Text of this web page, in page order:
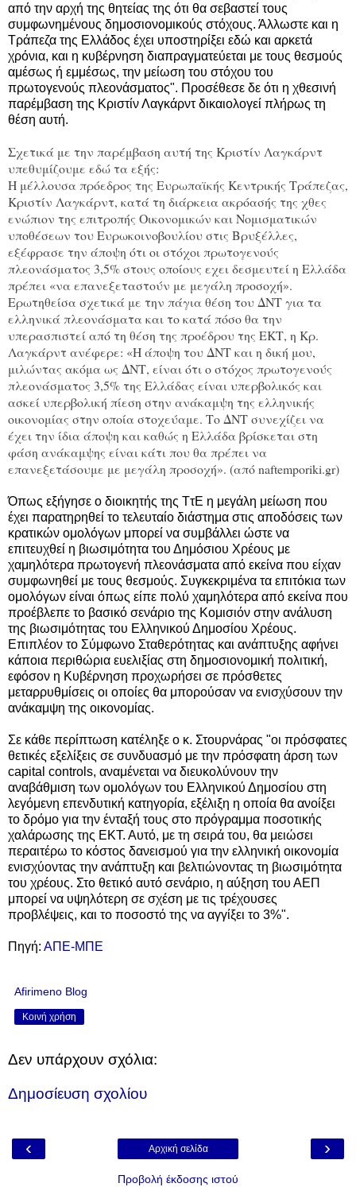
από την αρχή της θητείας της ότι θα σεβαστεί τους
συμφωνημένους δημοσιονομικούς στόχους. Άλλωστε και η
Τράπεζα της Ελλάδος έχει υποστηρίξει εδώ και αρκετά
χρόνια, και η κυβέρνηση διαπραγματεύεται με τους θεσμούς
αμέσως ή εμμέσως, την μείωση του στόχου του
πρωτογενούς πλεονάσματος". Προσέθεσε δε ότι η χθεσινή
παρέμβαση της Κριστίν Λαγκάρντ δικαιολογεί πλήρως τη
θέση αυτή.
Σχετικά με την παρέμβαση αυτή της Κριστίν Λαγκάρντ
υπεθυμίζουμε εδώ τα εξής:
Η μέλλουσα πρόεδρος της Ευρωπαϊκής Κεντρικής Τράπεζας,
Κριστίν Λαγκάρντ, κατά τη διάρκεια ακρόασής της χθες
ενώπιον της επιτροπής Οικονομικών και Νομισματικών
υποθέσεων του Ευρωκοινοβουλίου στις Βρυξέλλες,
εξέφρασε την άποψη ότι οι στόχοι πρωτογενούς
πλεονάσματος 3,5% στους οποίους εχει δεσμευτεί η Ελλάδα
πρέπει «να επανεξεταστούν με μεγάλη προσοχή».
Ερωτηθείσα σχετικά με την πάγια θέση του ΔΝΤ για τα
ελληνικά πλεονάσματα και το κατά πόσο θα την
υπερασπιστεί από τη θέση της προέδρου της ΕΚΤ, η Κρ.
Λαγκάρντ ανέφερε: «Η άποψη του ΔΝΤ και η δική μου,
μιλώντας ακόμα ως ΔΝΤ, είναι ότι ο στόχος πρωτογενούς
πλεονάσματος 3,5% της Ελλάδας είναι υπερβολικός και
ασκεί υπερβολική πίεση στην ανάκαμψη της ελληνικής
οικονομίας στην οποία στοχεύαμε. Το ΔΝΤ συνεχίζει να
έχει την ίδια άποψη και καθώς η Ελλάδα βρίσκεται στη
φάση ανάκαμψης είναι κάτι που θα πρέπει να
επανεξετάσουμε με μεγάλη προσοχή». (από naftemporiki.gr)
Όπως εξήγησε ο διοικητής της ΤτΕ η μεγάλη μείωση που
έχει παρατηρηθεί το τελευταίο διάστημα στις αποδόσεις των
κρατικών ομολόγων μπορεί να συμβάλλει ώστε να
επιτευχθεί η βιωσιμότητα του Δημόσιου Χρέους με
χαμηλότερα πρωτογενή πλεονάσματα από εκείνα που είχαν
συμφωνηθεί με τους θεσμούς. Συγκεκριμένα τα επιτόκια των
ομολόγων είναι όπως είπε πολύ χαμηλότερα από εκείνα που
προέβλεπε το βασικό σενάριο της Κομισιόν στην ανάλυση
της βιωσιμότητας του Ελληνικού Δημοσίου Χρέους.
Επιπλέον το Σύμφωνο Σταθερότητας και ανάπτυξης αφήνει
κάποια περιθώρια ευελιξίας στη δημοσιονομική πολιτική,
εφόσον η Κυβέρνηση προχωρήσει σε πρόσθετες
μεταρρυθμίσεις οι οποίες θα μπορούσαν να ενισχύσουν την
ανάκαμψη της οικονομίας.
Σε κάθε περίπτωση κατέληξε ο κ. Στουρνάρας "οι πρόσφατες
θετικές εξελίξεις σε συνδυασμό με την πρόσφατη άρση των
capital controls, αναμένεται να διευκολύνουν την
αναβάθμιση των ομολόγων του Ελληνικού Δημοσίου στη
λεγόμενη επενδυτική κατηγορία, εξέλιξη η οποία θα ανοίξει
το δρόμο για την ένταξή τους στο πρόγραμμα ποσοτικής
χαλάρωσης της ΕΚΤ. Αυτό, με τη σειρά του, θα μειώσει
περαιτέρω το κόστος δανεισμού για την ελληνική οικονομία
ενισχύοντας την ανάπτυξη και βελτιώνοντας τη βιωσιμότητα
του χρέους. Στο θετικό αυτό σενάριο, η αύξηση του ΑΕΠ
μπορεί να υψηλότερη σε σχέση με τις τρέχουσες
προβλέψεις, και το ποσοστό της να αγγίξει το 3%".
Πηγή: ΑΠΕ-ΜΠΕ
Afirimeno Blog
Κοινή χρήση
Δεν υπάρχουν σχόλια:
Δημοσίευση σχολίου
‹ ›
Αρχική σελίδα
Προβολή έκδοσης ιστού